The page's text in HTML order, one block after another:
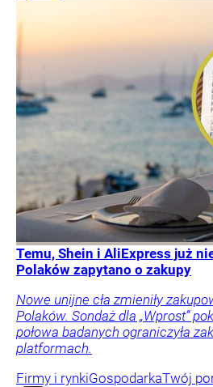
Temu, Shein i AliExpress już
Polaków zapytano o zakupy
Nowe unijne cła zmieniły
Polaków. Sondaż dla „Wprost”
połowa badanych ograniczyła
platformach.
Firmy i rynkiGospodarkaTwój